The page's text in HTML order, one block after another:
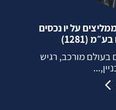
על יו נכסים
(1281)
בעולם מורכב, רגיש